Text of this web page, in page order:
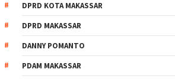
DPRD KOTA MAKASSAR
DPRD MAKASSAR
DANNY POMANTO
PDAM MAKASSAR